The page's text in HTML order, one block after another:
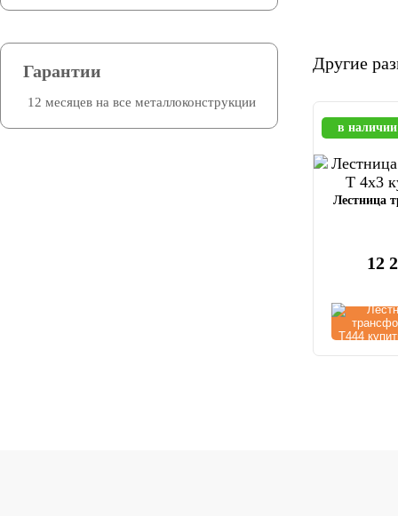
Гарантии
12 месяцев на все металлоконструкции
Другие
в наличии
Лестница
12